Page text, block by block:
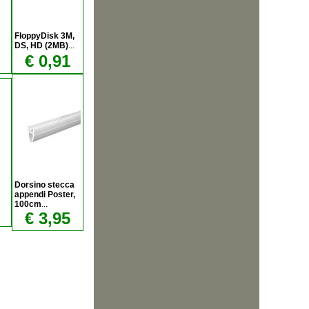
FloppyDisk 3M,
DS, HD (2MB)...
€ 0,91
Dorsino stecca
appendi Poster,
100cm...
€ 3,95